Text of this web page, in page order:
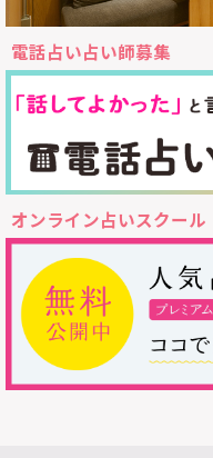
電話占い占い師募集
オンライン占いスクール